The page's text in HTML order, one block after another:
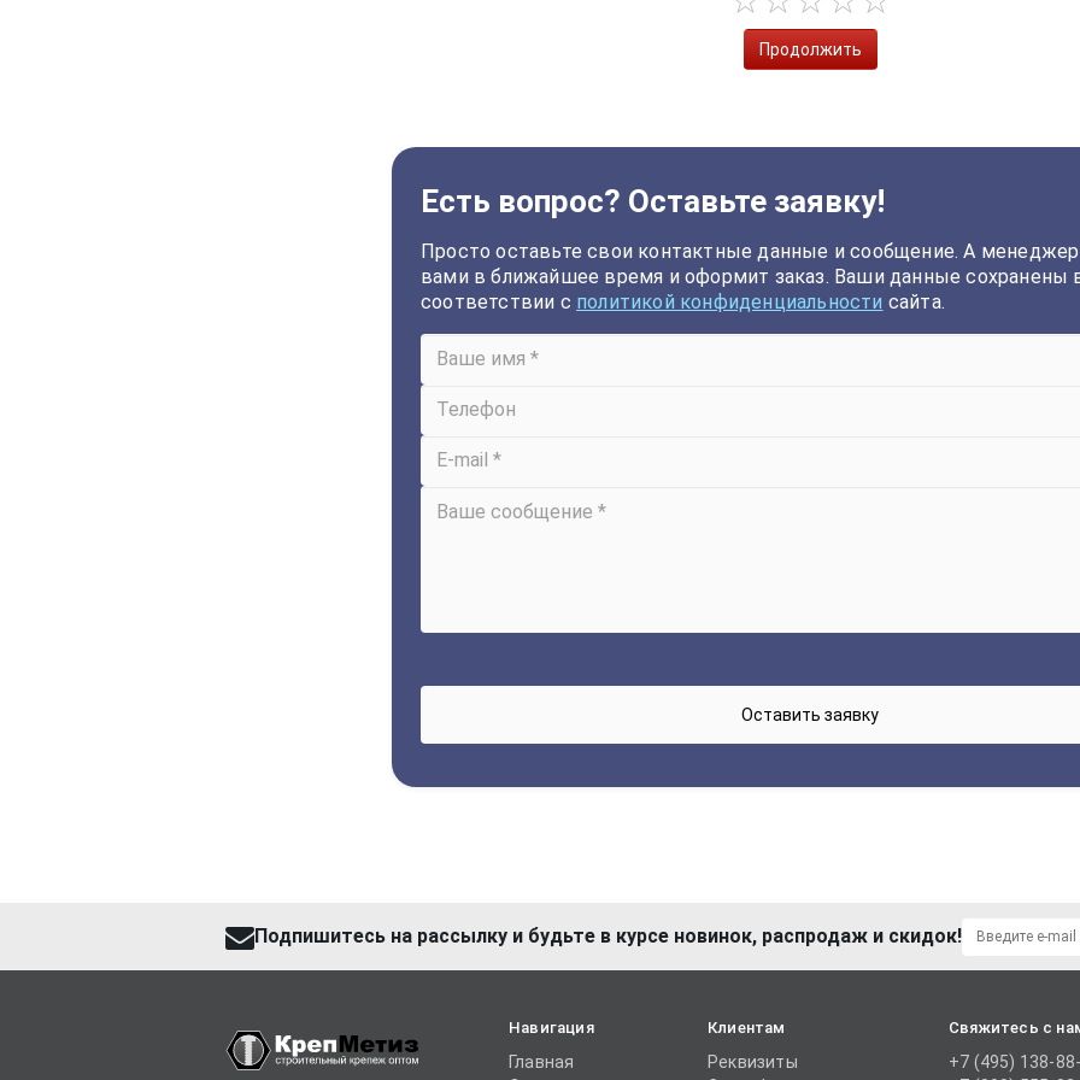
Продолжить
Есть вопрос? Оставьте заявку!
Просто оставьте свои контактные данные и сообщение. А
вами в ближайшее время и оформит заказ. Ваши данные сохранены
соответствии с политикой конфиденциальности сайта.
Подпишитесь на рассылку и будьте в курсе новинок, распродаж и скидок!
Навигация
Главная
Клиентам
Реквизиты
Свяжитесь с
+7 (495) 138-